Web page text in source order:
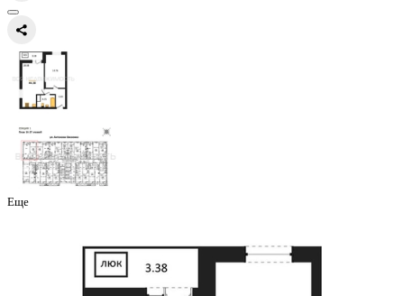
1-комнатная квартира, 44.38
24/27 этаж
Воронеж, Антонова-Овсеенко ул., д. 35с